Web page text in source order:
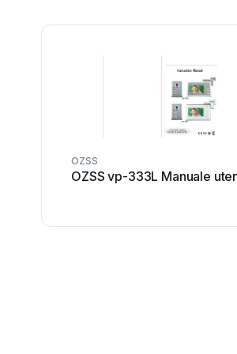
OZSS
OZSS vp-333L Manuale